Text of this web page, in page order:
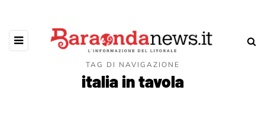
TAG DI NAVIGAZIONE
italia in tavola